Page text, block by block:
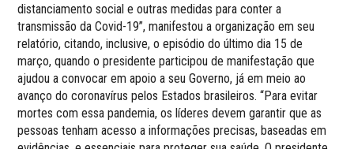
distanciamento social e outras medidas para conter a
transmissão da Covid-19”, manifestou a organização em seu
relatório, citando, inclusive, o episódio do último dia 15 de
março, quando o presidente participou de manifestação que
ajudou a convocar em apoio a seu Governo, já em meio ao
avanço do coronavírus pelos Estados brasileiros. “Para evitar
mortes com essa pandemia, os líderes devem garantir que as
pessoas tenham acesso a informações precisas, baseadas em